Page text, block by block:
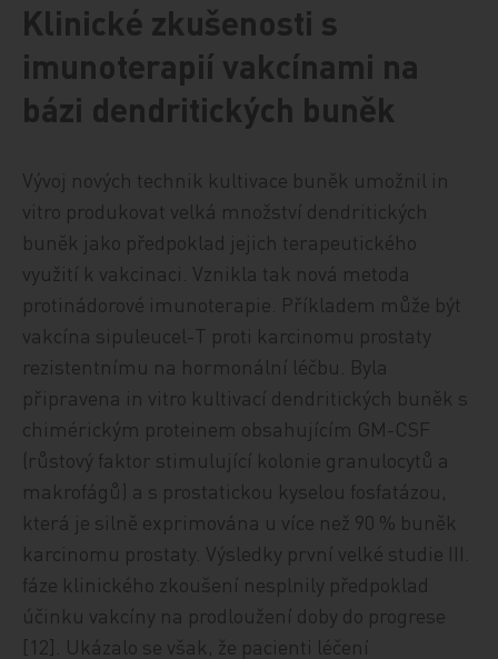
Klinické zkušenosti s
imunoterapií vakcínami na
bázi dendritických buněk
Vývoj nových technik kultivace buněk umožnil in
vitro produkovat velká množství dendritických
buněk jako předpoklad jejich terapeutického
využití k vakcinaci. Vznikla tak nová metoda
protinádorové imunoterapie. Příkladem může být
vakcína sipuleucel-T proti karcinomu prostaty
rezistentnímu na hormonální léčbu. Byla
připravena in vitro kultivací dendritických buněk s
chimérickým proteinem obsahujícím GM-CSF
(růstový faktor stimulující kolonie granulocytů a
makrofágů) a s prostatickou kyselou fosfatázou,
která je silně exprimována u více než 90 % buněk
karcinomu prostaty. Výsledky první velké studie III.
fáze klinického zkoušení nesplnily předpoklad
účinku vakcíny na prodloužení doby do progrese
[12]. Ukázalo se však, že pacienti léčení